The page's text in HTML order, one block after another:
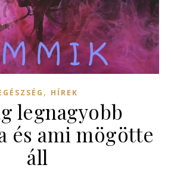
, HÍREK
legnagyobb
és ami mögötte
áll